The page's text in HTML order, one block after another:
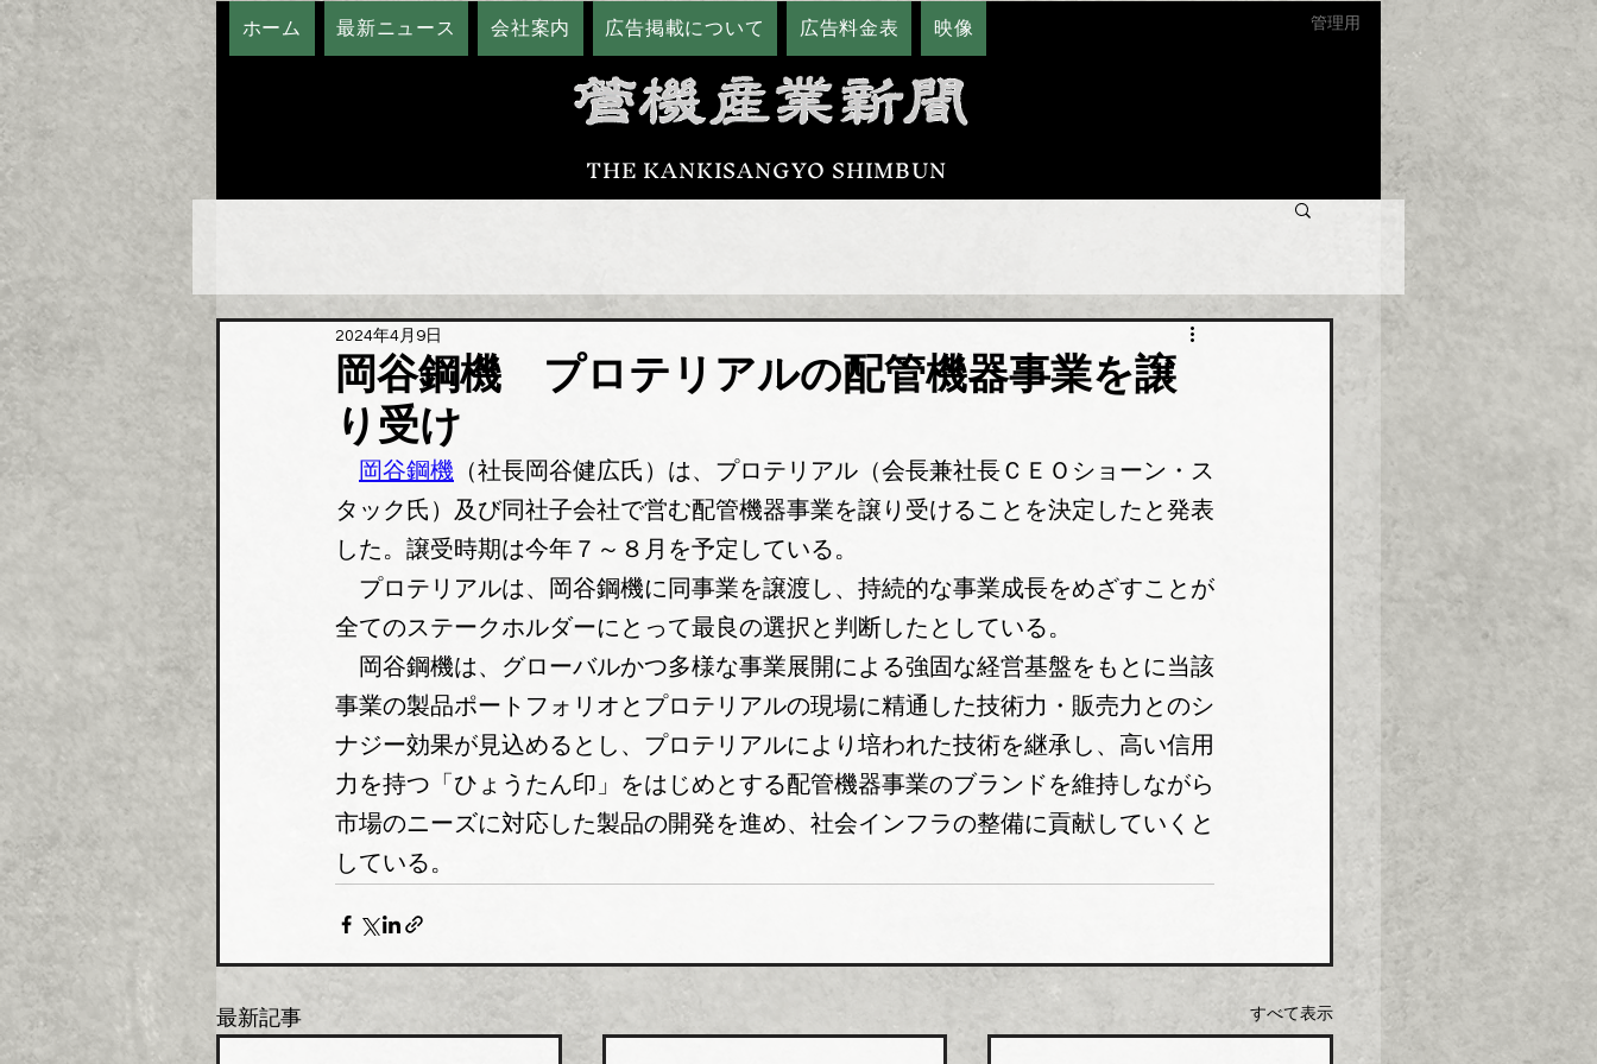
ホーム 最新ニュース 会社案内 広告掲載について 広告料金表 映像
THE KANKISANGYO SHIMBUN
管理用
岡谷鋼機 プロテリアルの配管機器事業を譲
り受け
2024年4月9日
岡谷鋼機 （社長岡谷健広氏）は、プロテリアル（会長兼社長ＣＥＯショーン・ス
タック氏）及び同社子会社で営む配管機器事業を譲り受けることを決定したと発表
した。譲受時期は今年７～８月を予定している。
プロテリアルは、岡谷鋼機に同事業を譲渡し、持続的な事業成長をめざすことが
全てのステークホルダーにとって最良の選択と判断したとしている。
岡谷鋼機は、グローバルかつ多様な事業展開による強固な経営基盤をもとに当該
事業の製品ポートフォリオとプロテリアルの現場に精通した技術力・販売力とのシ
ナジー効果が見込めるとし、プロテリアルにより培われた技術を継承し、高い信用
力を持つ「ひょうたん印」をはじめとする配管機器事業のブランドを維持しながら
市場のニーズに対応した製品の開発を進め、社会インフラの整備に貢献していくと
している。
最新記事 すべて表示